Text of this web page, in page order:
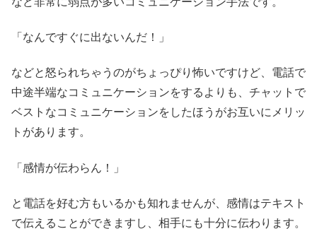
「なんですぐに出ないんだ！」
などと怒られちゃうのがちょっぴり怖いですけど、電話で
中途半端なコミュニケーションをするよりも、チャットで
ベストなコミュニケーションをしたほうがお互いにメリッ
トがあります。
「感情が伝わらん！」
と電話を好む方もいるかも知れませんが、感情はテキスト
で伝えることができますし、相手にも十分に伝わります。